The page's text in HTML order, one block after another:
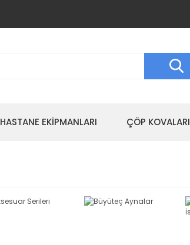
HASTANE EKİPMANLARI ÇÖP KOVALARI